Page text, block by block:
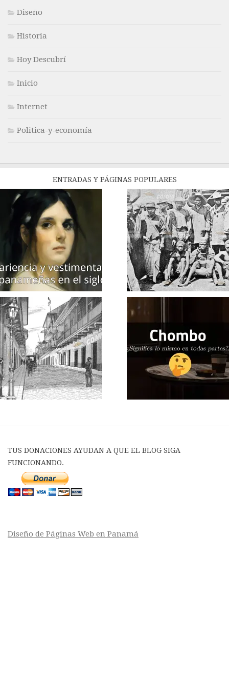
Diseño
Historia
Hoy Descubrí
Inicio
Internet
Politica-y-economía
ENTRADAS Y PÁGINAS POPULARES
TUS DONACIONES AYUDAN A QUE EL BLOG SIGA
FUNCIONANDO.
Diseño de Páginas Web en Panamá